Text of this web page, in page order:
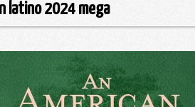
latino 2024 mega